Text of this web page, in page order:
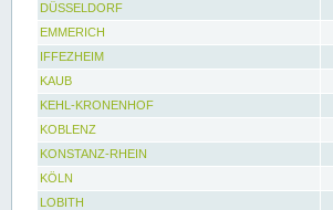
DÜSSELDORF
EMMERICH
IFFEZHEIM
KAUB
KEHL-KRONENHOF
KOBLENZ
KONSTANZ-RHEIN
KÖLN
LOBITH